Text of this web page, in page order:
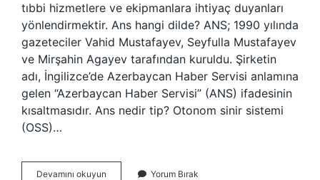
tıbbi hizmetlere ve ekipmanlara ihtiyaç duyanları
yönlendirmektir. Ans hangi dilde? ANS; 1990 yılında
gazeteciler Vahid Mustafayev, Seyfulla Mustafayev
ve Mirşahin Agayev tarafından kuruldu. Şirketin
adı, İngilizce’de Azerbaycan Haber Servisi anlamına
gelen “Azerbaycan Haber Servisi” (ANS) ifadesinin
kısaltmasıdır. Ans nedir tip? Otonom sinir sistemi
(OSS)…
Devamını okuyun Yorum Bırak